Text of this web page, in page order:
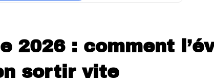
2026 : comment
sortir vite